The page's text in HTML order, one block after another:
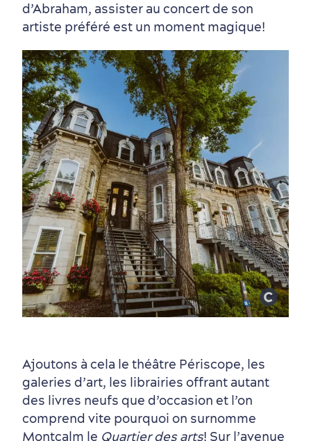
Périphérie de la ville
Activités en hiver
en famille
Centres de villégiature
Informations pratiques
d’Abraham, assister au concert de son
artiste préféré est un moment magique!
Ajoutons à cela le théâtre Périscope, les
galeries d’art, les librairies offrant autant
des livres neufs que d’occasion et l’on
comprend vite pourquoi on surnomme
Montcalm le Quartier des arts! Sur l’avenue